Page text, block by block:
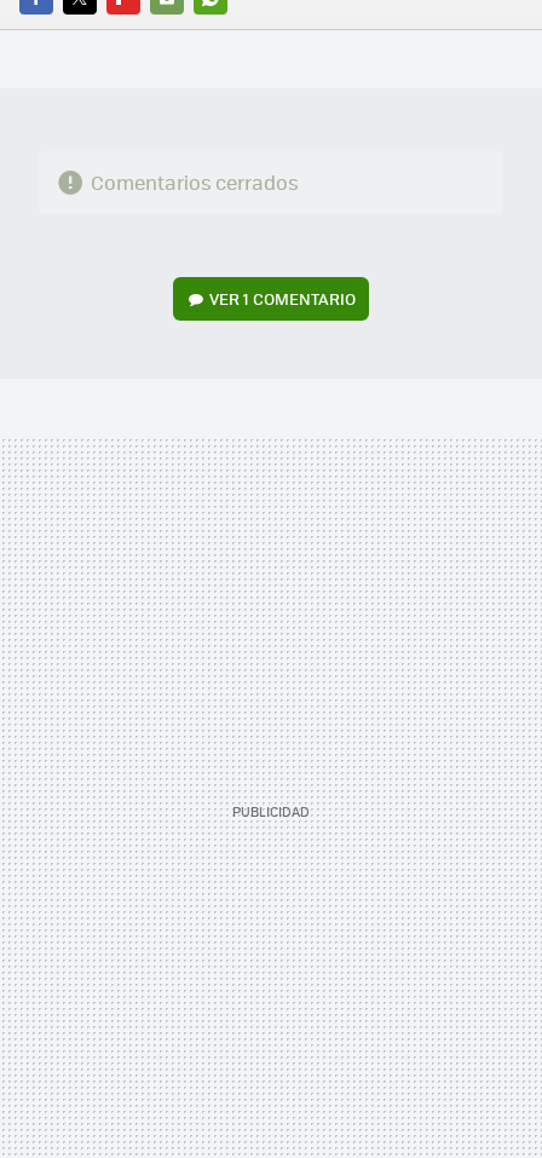
FACEBOOK
TWITTERFLIPBOARD
E-
WHATSAPP
Comentarios cerrados
VER1 COMENTARIO